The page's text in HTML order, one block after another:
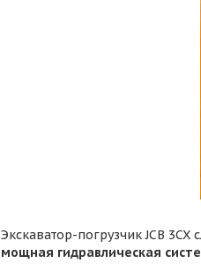
Экскаватор-погрузчик JCB
мощная гидравлическая